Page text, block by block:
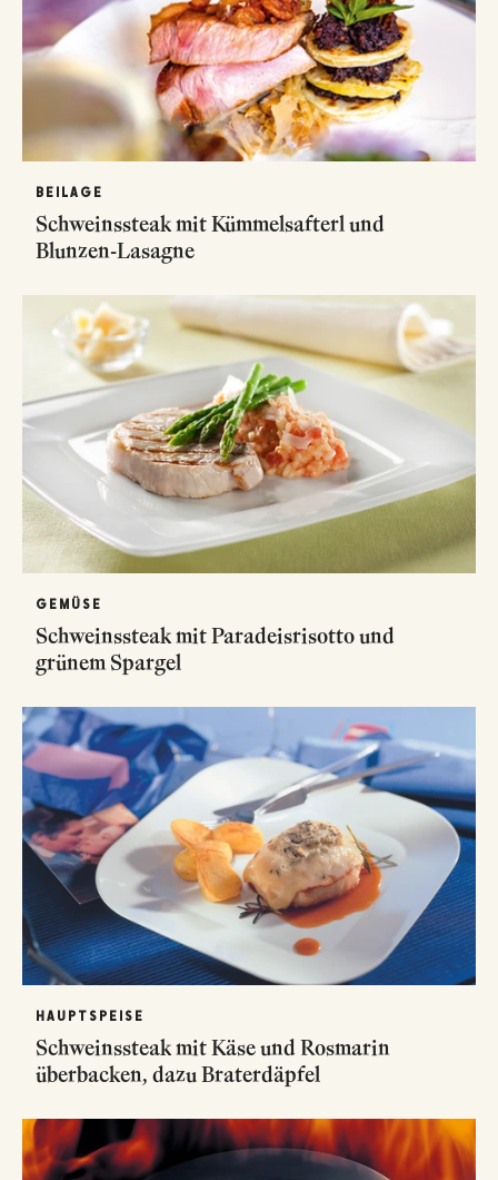
BEILAGE
Schweinssteak mit Kümmelsafterl und
Blunzen-Lasagne
GEMÜSE
Schweinssteak mit Paradeisrisotto und
grünem Spargel
HAUPTSPEISE
Schweinssteak mit Käse und Rosmarin
überbacken, dazu Braterdäpfel